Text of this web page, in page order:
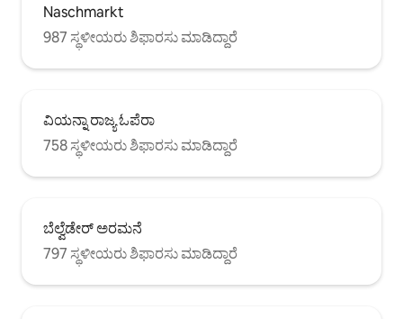
Naschmarkt
987 ಸ್ಥಳೀಯರು ಶಿಫಾರಸು ಮಾಡಿದ್ದಾರೆ
ವಿಯನ್ನಾ ರಾಜ್ಯ ಓಪೆರಾ
758 ಸ್ಥಳೀಯರು ಶಿಫಾರಸು ಮಾಡಿದ್ದಾರೆ
ಬೆಲ್ವೆಡೇರ್ ಅರಮನೆ
797 ಸ್ಥಳೀಯರು ಶಿಫಾರಸು ಮಾಡಿದ್ದಾರೆ